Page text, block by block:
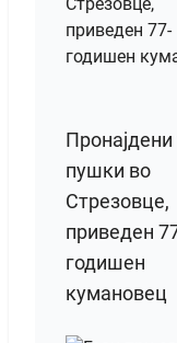
Пронајдени
пушки во
Стрезовце,
приведен
годишен
кумановец